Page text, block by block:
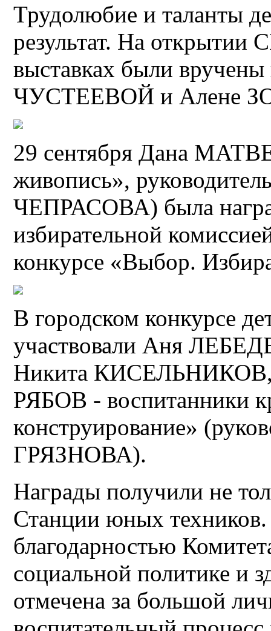
Трудолюбие и таланты
результат. На открытии
выставках были
ЧУСТЕЕВОЙ и Алене
29 сентября Дана
живопись»,
ЧЕПРАСОВА) была
избирательной
конкурсе «Выбор.
В городском конкурсе
участвовали Аня
Никита
РЯБОВ - воспитанники
конструирование»
ГРЯЗНОВА).
Награды получили не
Станции юных
благодарностью
социальной политике и
отмечена за большой